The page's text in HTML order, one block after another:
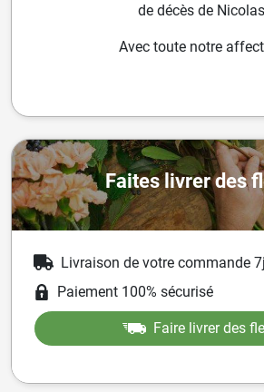
de décès de
Avec toute notre
Faites livrer des
Livraison de votre commande
Paiement 100% sécurisé
Faire livrer des